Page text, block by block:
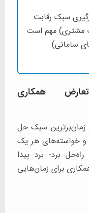
سبک رقابت
مشتری) مهم است
سامانی)
همکاری
سبک حل
و خواسته‌های هر یک
برد- برد پیدا
برای زمان‌هایی